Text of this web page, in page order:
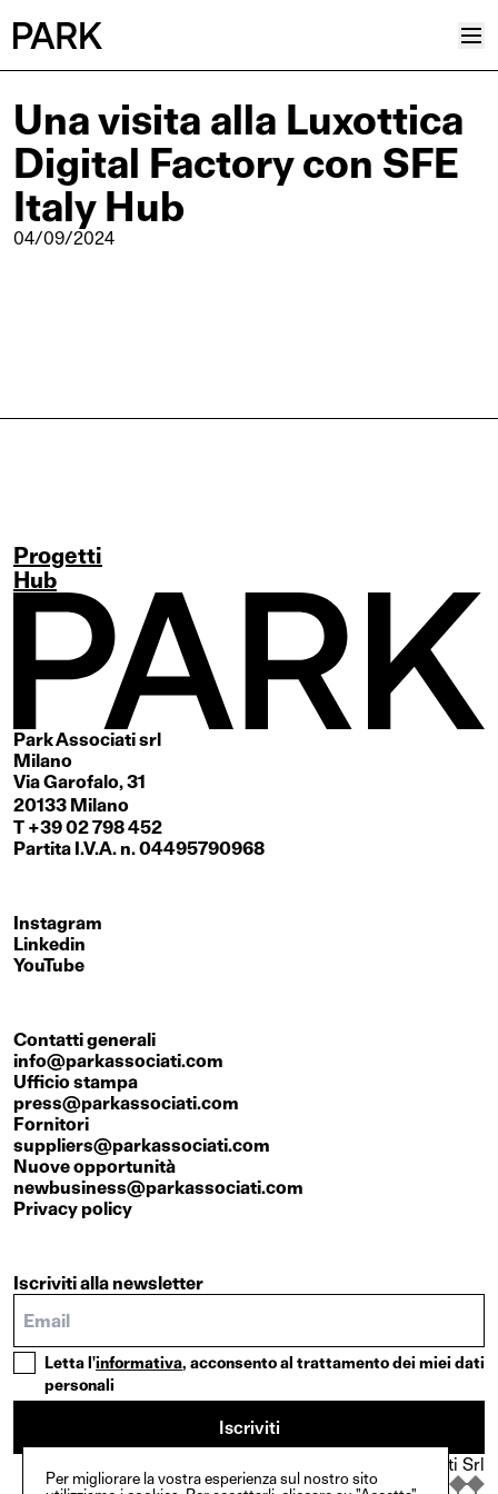
Progetti
Plus
Hub
Reinventing Heritage
Contatti
Una visita alla Luxottica
Digital Factory con SFE
Italy Hub
04/09/2024
Progetti
Hub
Park Associati srl
Milano
Via Garofalo, 31
20133 Milano
T +39 02 798 452
Partita I.V.A. n. 04495790968
Instagram
Linkedin
YouTube
Contatti generali
info@parkassociati.com
Ufficio stampa
press@parkassociati.com
Fornitori
suppliers@parkassociati.com
Nuove opportunità
newbusiness@parkassociati.com
Privacy policy
Iscriviti alla newsletter
Letta l'informativa, acconsento al trattamento dei miei dati
personali
Iscriviti
© Copyright {2025}. Park Associati Srl
Per migliorare la vostra esperienza sul nostro sito